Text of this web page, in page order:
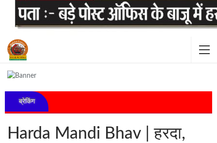
ब्रेकिंग
Harda Mandi Bhav | हरदा,